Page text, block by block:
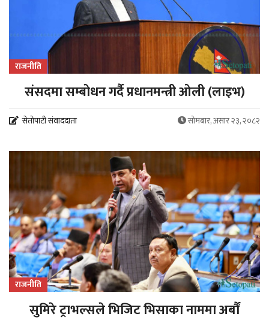
राजनीति
संसदमा सम्बोधन गर्दै प्रधानमन्त्री ओली (लाइभ)
सेतोपाटी संवाददाता सोमबार, असार २३, २०८२
राजनीति
सुमिरे ट्राभल्सले भिजिट भिसाका नाममा अर्बौं